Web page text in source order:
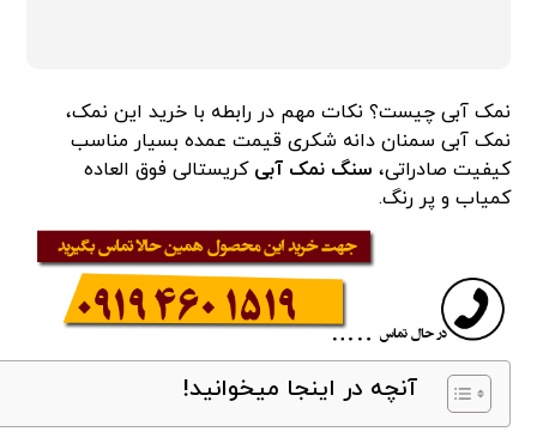
نمک آبی چیست؟ نکات مهم در رابطه با خرید این نمک،
نمک آبی سمنان دانه شکری قیمت عمده بسیار مناسب
کیفیت صادراتی، سنگ نمک آبی کریستالی فوق العاده
کمیاب و پر رنگ.
آنچه در اینجا میخوانید!